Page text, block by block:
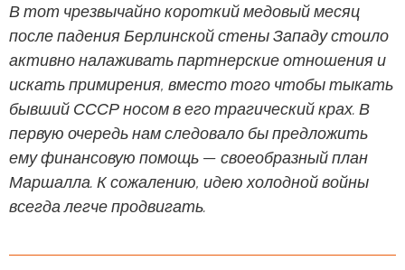
В тот чрезвычайно короткий медовый месяц
после падения Берлинской стены Западу стоило
активно налаживать партнерские отношения и
искать примирения, вместо того чтобы тыкать
бывший СССР носом в его трагический крах. В
первую очередь нам следовало бы предложить
ему финансовую помощь — своеобразный план
Маршалла. К сожалению, идею холодной войны
всегда легче продвигать.